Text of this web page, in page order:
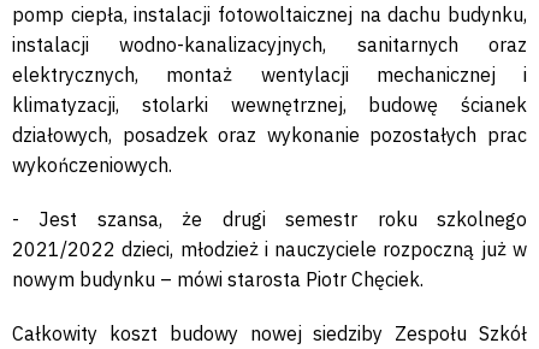
pomp ciepła, instalacji fotowoltaicznej na dachu budynku,
instalacji wodno-kanalizacyjnych, sanitarnych oraz
elektrycznych, montaż wentylacji mechanicznej i
klimatyzacji, stolarki wewnętrznej, budowę ścianek
działowych, posadzek oraz wykonanie pozostałych prac
wykończeniowych.
- Jest szansa, że drugi semestr roku szkolnego
2021/2022 dzieci, młodzież i nauczyciele rozpoczną już w
nowym budynku – mówi starosta Piotr Chęciek.
Całkowity koszt budowy nowej siedziby Zespołu Szkół